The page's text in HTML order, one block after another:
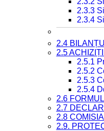
2.3.3
2.3.4
2.4
2.5
2.5.1
2.5.2
2.5.3
2.5.4
2.6
2.7
2.8
2.9.